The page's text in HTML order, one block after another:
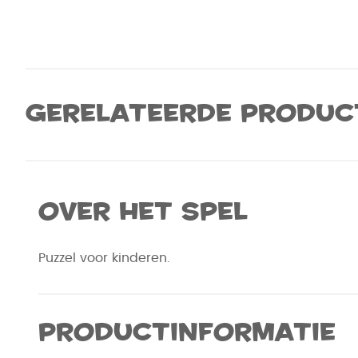
Gerelateerde
Over het spel
Puzzel voor kinderen.
Productinformatie